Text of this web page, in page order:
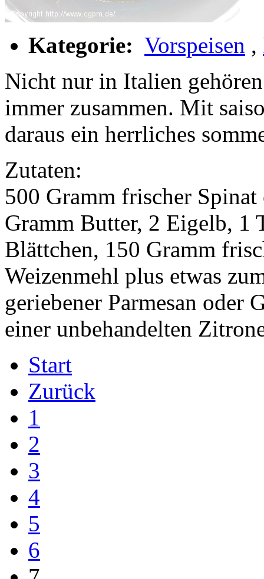
Kategorie: Vorspeisen ,
Nicht nur in Italien
immer zusammen. Mit
daraus ein herrliches
Zutaten:
500 Gramm frischer
Gramm Butter, 2 Eigelb, 1
Blättchen, 150 Gramm
Weizenmehl plus etwas
geriebener Parmesan oder
einer unbehandelten
Start
Zurück
1
2
3
4
5
6